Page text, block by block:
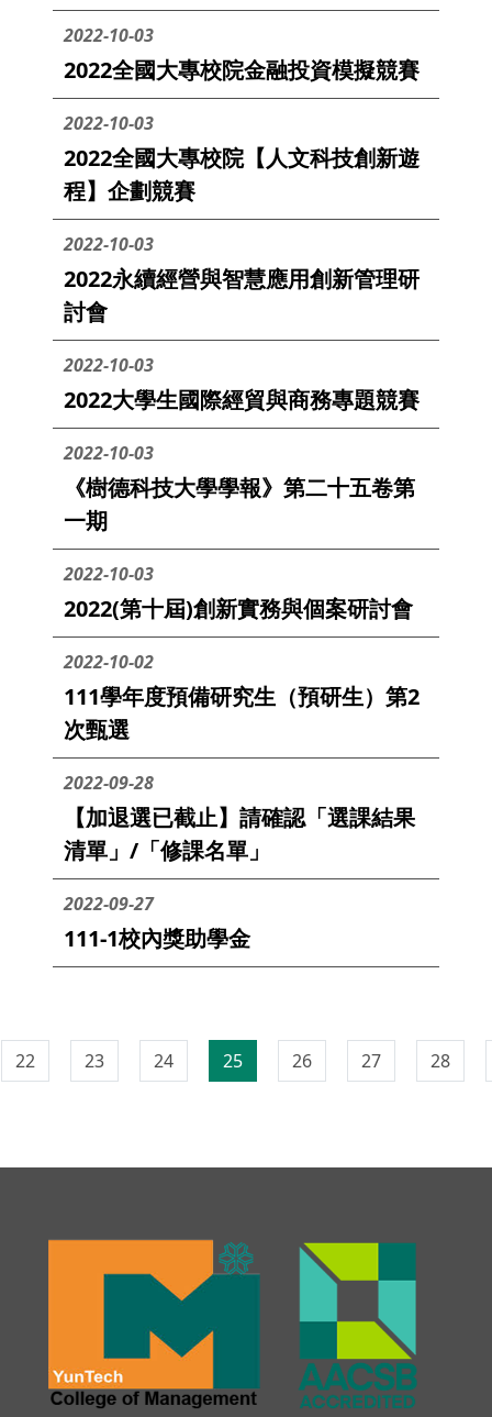
2022-10-03
2022全國大專校院金融投資模擬競賽
2022-10-03
2022全國大專校院【人文科技創新遊
程】企劃競賽
2022-10-03
2022永續經營與智慧應用創新管理研
討會
2022-10-03
2022大學生國際經貿與商務專題競賽
2022-10-03
《樹德科技大學學報》第二十五卷第
一期
2022-10-03
2022(第十屆)創新實務與個案研討會
2022-10-02
111學年度預備研究生（預研生）第2
次甄選
2022-09-28
【加退選已截止】請確認「選課結果
清單」/「修課名單」
2022-09-27
111-1校內獎助學金
22 23 24 25 26 27 28